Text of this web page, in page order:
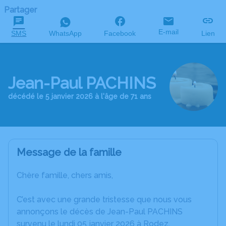
Partager
SMS WhatsApp Facebook E-mail Lien
Jean-Paul PACHINS
décédé le 5 janvier 2026 à l'âge de 71 ans
Message de la famille
Chère famille, chers amis,
C’est avec une grande tristesse que nous vous
annonçons le décès de Jean-Paul PACHINS
survenu le lundi 05 janvier 2026 à Rodez.